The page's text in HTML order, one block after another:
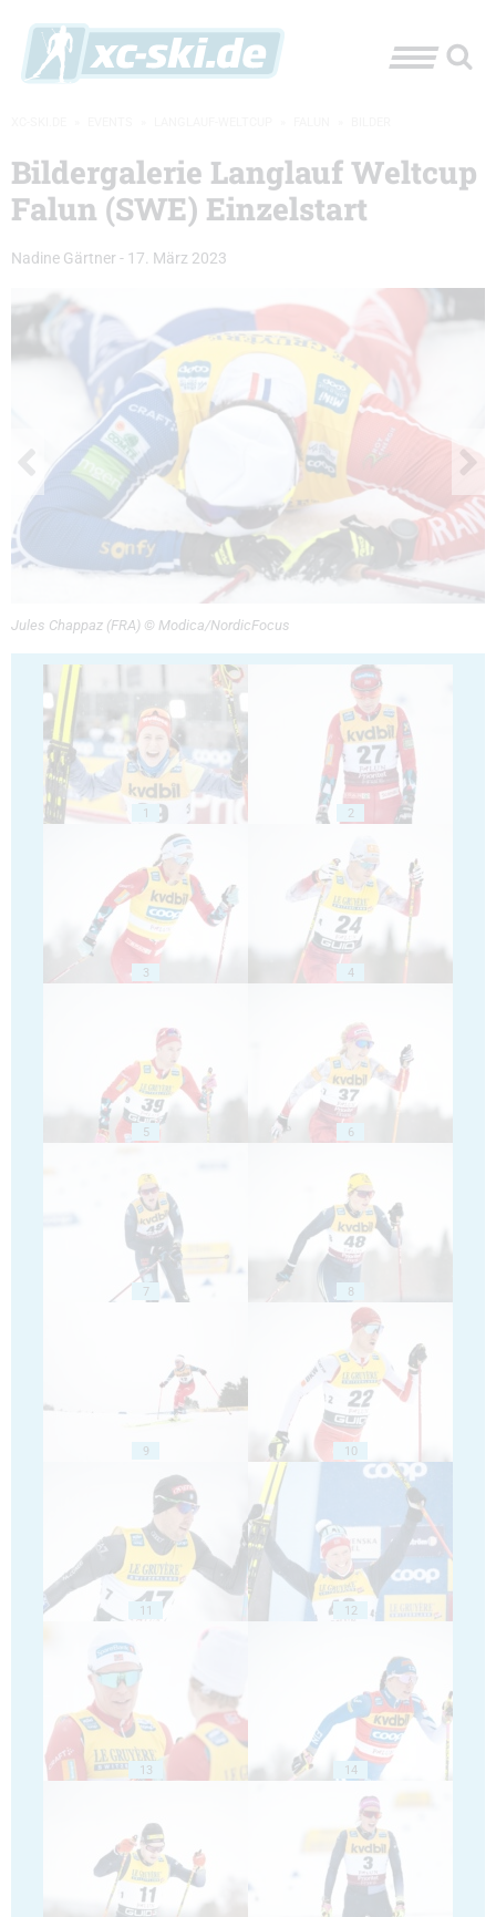
Bildergalerie Langlauf Weltcup
Falun (SWE) Einzelstart
Nadine Gärtner - 17. März 2023
Jules Chappaz (FRA) © Modica/NordicFocus
1 2
3 4
5 6
7 8
9 10
11 12
13 14